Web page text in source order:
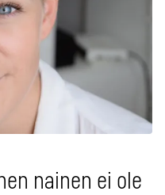
nainen ei ole